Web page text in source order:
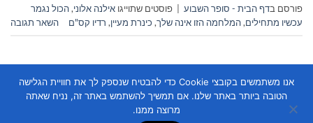
פורסם בדף הבית - סופר השבוע פוסטים שתוייגו אילנה אלוני,הכול נגמר
עכשיו מתחילים,המלחמה הזו אינה שלך, כינרת מעיין, רדיו קס"ם השאר תגובה
אנו משתמשים בקובצי Cookie כדי להבטיח שנספק לך את חוויית הגלישה
הטובה ביותר באתר שלנו. אם תמשיך להשתמש באתר זה, נניח שאתה
מרוצה ממנו.